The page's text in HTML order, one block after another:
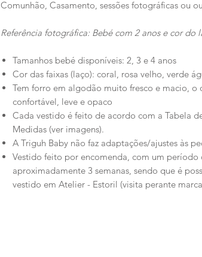
Comunhão, Casamento, sessões fotográficas ou
Referência fotográfica: Bebé com 2 anos e cor do
Tamanhos bebé disponíveis: 2, 3 e 4 anos
Cor das faixas (laço): coral, rosa velho, verde
Tem forro em algodão muito fresco e macio, o
confortável, leve e opaco
Cada vestido é feito de acordo com a Tabela
Medidas (ver imagens).
A Triguh Baby não faz adaptações/ajustes às
Vestido feito por encomenda, com um período
aproximadamente 3 semanas, sendo que é
vestido em Atelier - Estoril (visita perante